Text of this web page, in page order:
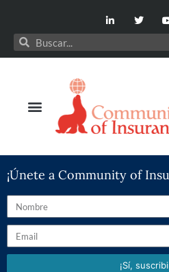
¡Únete a Community of
¡Sí,